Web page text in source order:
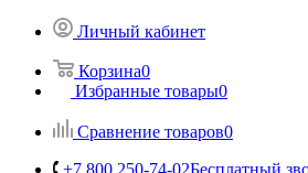
Личный кабинет
Корзина0
Избранные товары0
Сравнение товаров0
+7 800 250-74-02Бесплатный